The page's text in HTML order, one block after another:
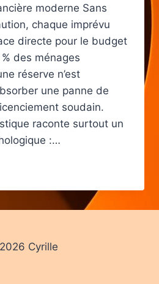
moderne Sans
chaque imprévu
directe pour le budget
des ménages
réserve n’est
une panne de
soudain.
raconte surtout un
:…
Cyrille